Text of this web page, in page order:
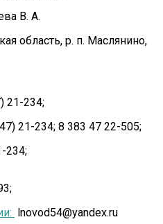
В. А.
область, р. п. Маслянино,
21-234;
21-234; 8 383 47 22-505;
234;
lnovod54@yandex.ru